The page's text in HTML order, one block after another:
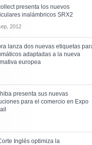
presenta los nuevos
inalámbricos SRX2
2012
lanza dos nuevas etiquetas
adaptadas a la nueva
europea
presenta sus nuevas
para el comercio en Expo
Inglés optimiza la